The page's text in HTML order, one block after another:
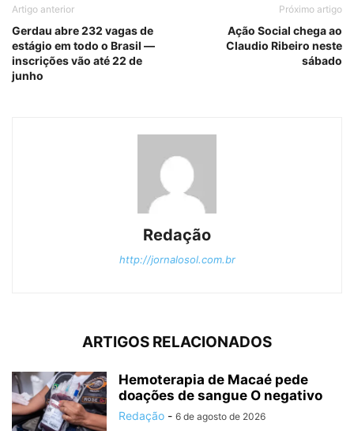
Artigo anterior
Gerdau abre 232 vagas de
estágio em todo o Brasil —
inscrições vão até 22 de
junho
Próximo artigo
Ação Social chega ao
Claudio Ribeiro neste
sábado
Redação
http://jornalosol.com.br
ARTIGOS RELACIONADOS
Hemoterapia de Macaé pede
doações de sangue O negativo
Redação - 6 de agosto de 2026